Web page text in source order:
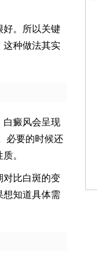
好。所以关键
这种做法其实
白癜风会呈现
必要的时候还
。
对比白斑的变
想知道具体需